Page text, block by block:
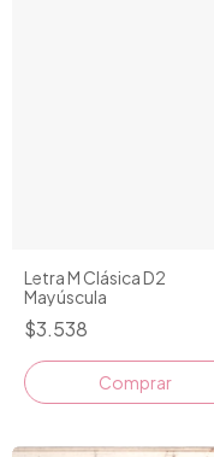
Letra M Clásica D2
Mayúscula
$3.538
Comprar